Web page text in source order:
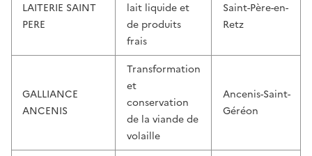
LAITERIE SAINT
PERE
lait liquide et
de produits
frais
Saint-Père-en-
Retz
GALLIANCE
ANCENIS
Transformation
et
conservation
de la viande de
volaille
Ancenis-Saint-
Géréon